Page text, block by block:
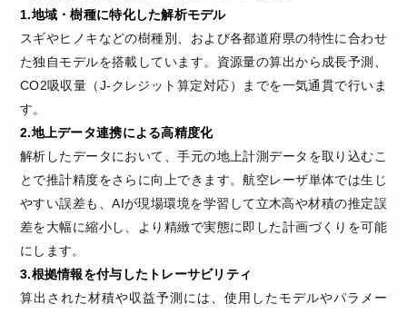
1.地域・樹種に特化した解析モデル
スギやヒノキなどの樹種別、および各都道府県の特性に合わせ
た独自モデルを搭載しています。資源量の算出から成長予測、
CO2吸収量（J-クレジット算定対応）までを一気通貫で行いま
す。
2.地上データ連携による高精度化
解析したデータにおいて、手元の地上計測データを取り込むこ
とで推計精度をさらに向上できます。航空レーザ単体では生じ
やすい誤差も、AIが現場環境を学習して立木高や材積の推定誤
差を大幅に縮小し、より精緻で実態に即した計画づくりを可能
にします。
3.根拠情報を付与したトレーサビリティ
算出された材積や収益予測には、使用したモデルやパラメー